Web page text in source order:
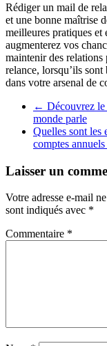
Rédiger un mail de
et une bonne maîtrise
meilleures pratiques
augmenterez vos
maintenir des relations
relance, lorsqu’ils
dans votre arsenal de
← Découvrez
monde parle
Quelles sont les
comptes annuels
Laisser un
Votre adresse e-mail
sont indiqués avec *
Commentaire *